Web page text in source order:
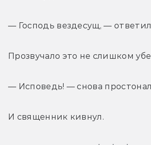
— Господь вездесущ, —
Прозвучало это не слишком
— Исповедь! — снова простонал
И священник кивнул.